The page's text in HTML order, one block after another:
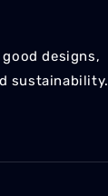
designs,
sustainability.